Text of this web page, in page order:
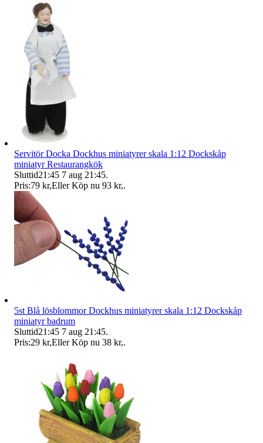
Servitör Docka Dockhus miniatyrer skala 1:12 Dockskåp
miniatyr Restaurangkök
Sluttid21:45 7 aug 21:45.
Pris:79 kr,Eller Köp nu 93 kr,.
5st Blå lösblommor Dockhus miniatyrer skala 1:12 Dockskåp
miniatyr badrum
Sluttid21:45 7 aug 21:45.
Pris:29 kr,Eller Köp nu 38 kr,.